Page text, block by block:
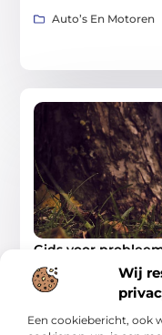
Wij
Een cookiebericht, ook
Auto’s En Motoren
Gids voor
Een huis dat soepel
tijd om bij te houden.
Woning En Tuin